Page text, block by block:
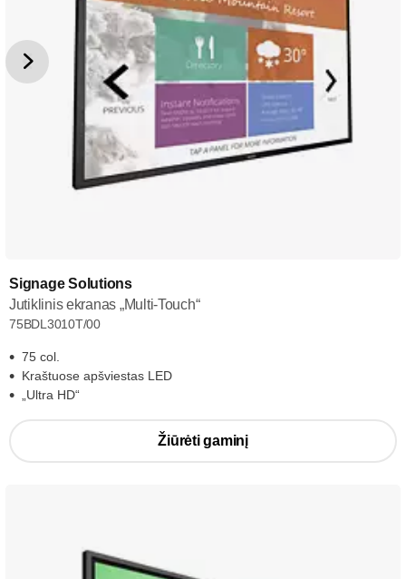
Signage Solutions
Jutiklinis ekranas „Multi-Touch“
75BDL3010T/00
75 col.
Kraštuose apšviestas LED
„Ultra HD“
Žiūrėti gaminį